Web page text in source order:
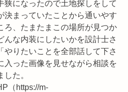
狭になったので土地探しをして
決まっていたことから通いやす
ろ、たまたまこの場所が見つか
んな内装にしたいかを設計士さ
やりたいことを全部話して下さ
入った画像を見せながら相談を
た。
（https://m-